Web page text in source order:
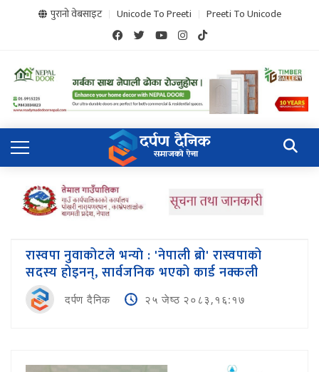
पुरानो वेबसाइट Unicode To Preeti Preeti To Unicode
रास्वपा नुवाकोटले भन्याे : 'नेपाली ब्रो' रास्वपाको
सदस्य होइनन्, सार्वजनिक भएको कार्ड नक्कली
दर्पण दैनिक २५ जेष्ठ २०८३,१६:१७